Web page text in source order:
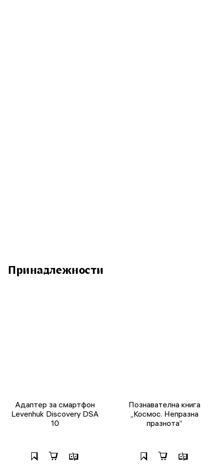
Принадлежности
Адаптер за смартфон
Levenhuk Discovery DSA
10
Познавателна книга
„Космос. Непразна
празнота“